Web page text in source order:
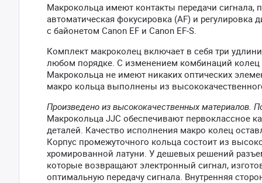
Макрокольца имеют контакты передачи сигнала,
автоматическая фокусировка (AF) и
c байонетом Canon EF и Canon EF-S.
Комплект макроколец включает в себя три
любом порядке. С изменением комбинаций
Макрокольца не имеют никаких оптических
макро кольца выполнены из
Произведено из высококачественных материалов.
Макрокольца JJC обеспечивают первоклассное
деталей. Качество исполнения макро колец
Корпус промежуточного кольца состоит из
хромированной латуни. У дешевых решений
которые возвращают электронный сигнал,
оптимальную передачу сигнала. Внутренняя